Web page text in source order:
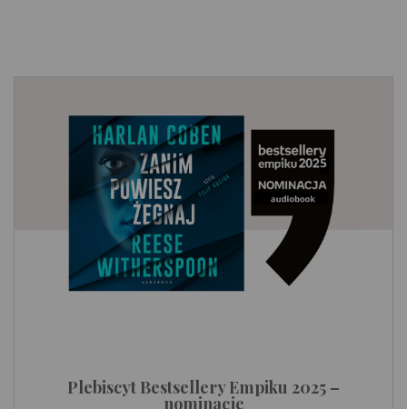
Plebiscyt Bestsellery Empiku 2025 –
nominacje